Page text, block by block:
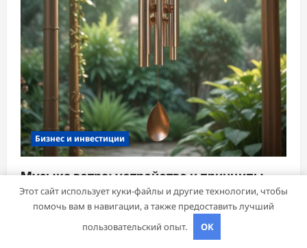
Бизнес и инвестиции
Музыка ветра: устройство и принципы
звучания колокольчиков
mining_broth 3 марта 2026
Этот сайт использует куки-файлы и другие технологии, чтобы
помочь вам в навигации, а также предоставить лучший
пользовательский опыт.
OK